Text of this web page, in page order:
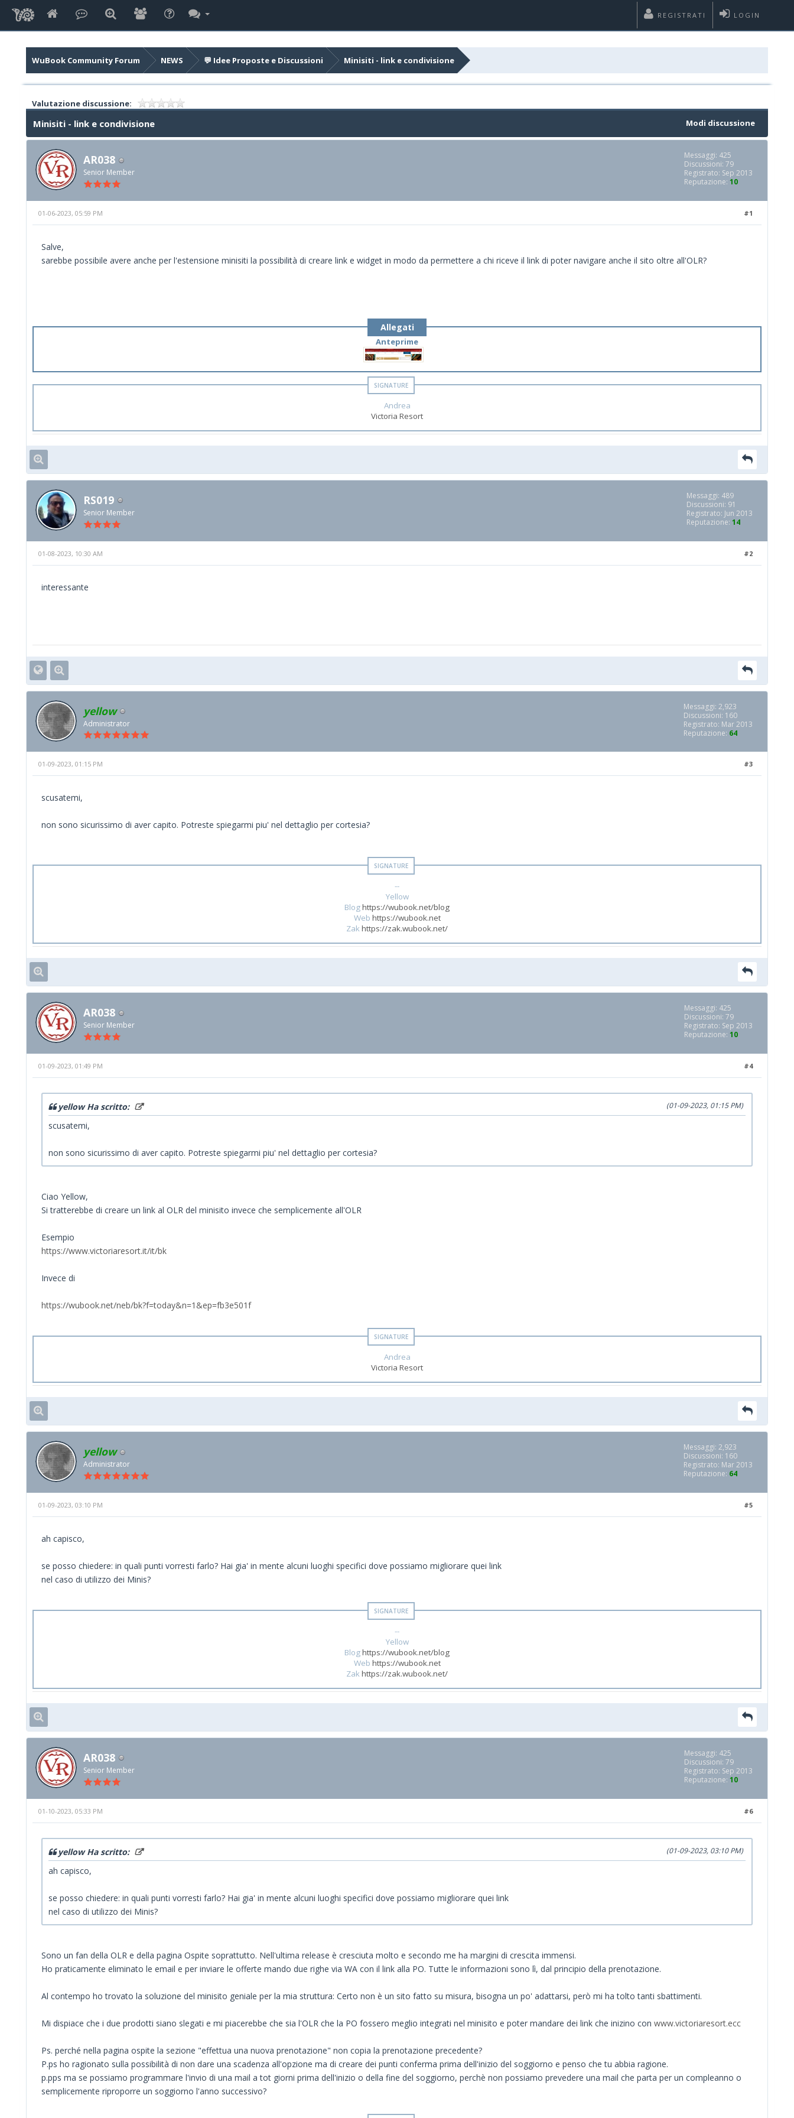
LOGIN
REGISTRATI
WuBook Community Forum NEWS 💬 Idee Proposte e Discussioni Minisiti - link e condivisione
Valutazione discussione:
Modi discussione
Minisiti - link e condivisione
AR038
Senior Member
Messaggi: 425
Discussioni: 79
Registrato: Sep 2013
Reputazione: 10
#1
01-06-2023, 05:59 PM
Salve,
sarebbe possibile avere anche per l'estensione minisiti la possibilità di creare link e widget in modo da permettere a chi riceve il link di poter navigare anche il sito oltre all'OLR?
Allegati
Anteprime
Andrea
Victoria Resort
RS019
Senior Member
Messaggi: 489
Discussioni: 91
Registrato: Jun 2013
Reputazione: 14
#2
01-08-2023, 10:30 AM
interessante
yellow
Administrator
Messaggi: 2,923
Discussioni: 160
Registrato: Mar 2013
Reputazione: 64
#3
01-09-2023, 01:15 PM
scusatemi,
non sono sicurissimo di aver capito. Potreste spiegarmi piu' nel dettaglio per cortesia?
--
Yellow
Bloghttps://wubook.net/blog
Web https://wubook.net
Zakhttps://zak.wubook.net/
AR038
Senior Member
Messaggi: 425
Discussioni: 79
Registrato: Sep 2013
Reputazione: 10
#4
01-09-2023, 01:49 PM
(01-09-2023, 01:15 PM)
yellow Ha scritto:
scusatemi,
non sono sicurissimo di aver capito. Potreste spiegarmi piu' nel dettaglio per cortesia?
Ciao Yellow,
Si tratterebbe di creare un link al OLR del minisito invece che semplicemente all'OLR
Esempio
https://www.victoriaresort.it/it/bk
Invece di
https://wubook.net/neb/bk?f=today&n=1&ep=fb3e501f
Andrea
Victoria Resort
yellow
Administrator
Messaggi: 2,923
Discussioni: 160
Registrato: Mar 2013
Reputazione: 64
#5
01-09-2023, 03:10 PM
ah capisco,
se posso chiedere: in quali punti vorresti farlo? Hai gia' in mente alcuni luoghi specifici dove possiamo migliorare quei link
nel caso di utilizzo dei Minis?
--
Yellow
Bloghttps://wubook.net/blog
Web https://wubook.net
Zakhttps://zak.wubook.net/
AR038
Senior Member
Messaggi: 425
Discussioni: 79
Registrato: Sep 2013
Reputazione: 10
#6
01-10-2023, 05:33 PM
(01-09-2023, 03:10 PM)
yellow Ha scritto:
ah capisco,
se posso chiedere: in quali punti vorresti farlo? Hai gia' in mente alcuni luoghi specifici dove possiamo migliorare quei link
nel caso di utilizzo dei Minis?
Sono un fan della OLR e della pagina Ospite soprattutto. Nell'ultima release è cresciuta molto e secondo me ha margini di crescita immensi.
Ho praticamente eliminato le email e per inviare le offerte mando due righe via WA con il link alla PO. Tutte le informazioni sono lì, dal principio della prenotazione.
Al contempo ho trovato la soluzione del minisito geniale per la mia struttura: Certo non è un sito fatto su misura, bisogna un po' adattarsi, però mi ha tolto tanti sbattimenti.
Mi dispiace che i due prodotti siano slegati e mi piacerebbe che sia l'OLR che la PO fossero meglio integrati nel minisito e poter mandare dei link che inizino con www.victoriaresort.ecc
Ps. perché nella pagina ospite la sezione "effettua una nuova prenotazione" non copia la prenotazione precedente?
P.ps ho ragionato sulla possibilità di non dare una scadenza all'opzione ma di creare dei punti conferma prima dell'inizio del soggiorno e penso che tu abbia ragione.
p.pps ma se possiamo programmare l'invio di una mail a tot giorni prima dell'inizio o della fine del soggiorno, perchè non possiamo prevedere una mail che parta per un compleanno o
semplicemente riproporre un soggiorno l'anno successivo?